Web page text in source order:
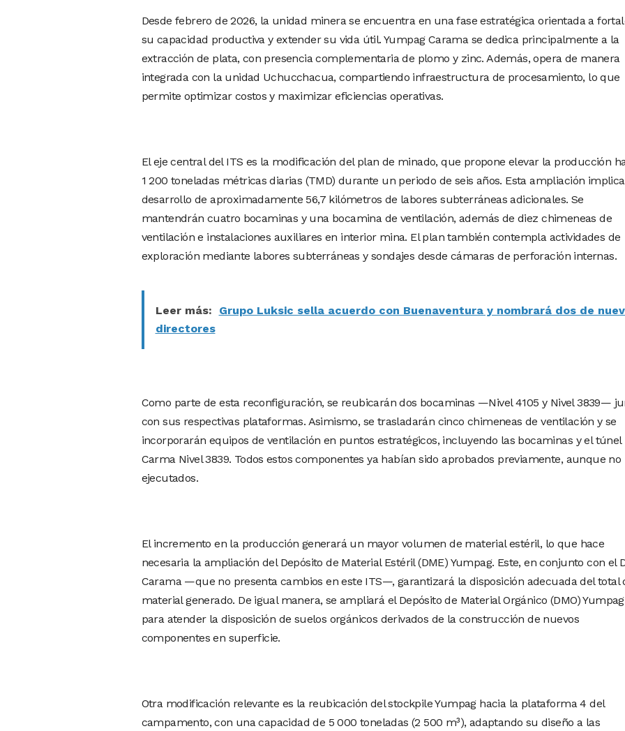
Desde febrero de 2026, la unidad minera se encuentra en una fase estratégica orientada a
su capacidad productiva y extender su vida útil. Yumpag Carama se dedica principalmente a la
extracción de plata, con presencia complementaria de plomo y zinc. Además, opera de manera
integrada con la unidad Uchucchacua, compartiendo infraestructura de procesamiento, lo que
permite optimizar costos y maximizar eficiencias operativas.
El eje central del ITS es la modificación del plan de minado, que propone elevar la producción
1 200 toneladas métricas diarias (TMD) durante un periodo de seis años. Esta ampliación
desarrollo de aproximadamente 56,7 kilómetros de labores subterráneas adicionales. Se
mantendrán cuatro bocaminas y una bocamina de ventilación, además de diez chimeneas de
ventilación e instalaciones auxiliares en interior mina. El plan también contempla actividades de
exploración mediante labores subterráneas y sondajes desde cámaras de perforación internas.
Leer más:
Grupo Luksic sella acuerdo con Buenaventura y nombrará dos de
directores
Como parte de esta reconfiguración, se reubicarán dos bocaminas —Nivel 4105 y Nivel 3839—
con sus respectivas plataformas. Asimismo, se trasladarán cinco chimeneas de ventilación y se
incorporarán equipos de ventilación en puntos estratégicos, incluyendo las bocaminas y el túnel
Carma Nivel 3839. Todos estos componentes ya habían sido aprobados previamente, aunque no
ejecutados.
El incremento en la producción generará un mayor volumen de material estéril, lo que hace
necesaria la ampliación del Depósito de Material Estéril (DME) Yumpag. Este, en conjunto con el
Carama —que no presenta cambios en este ITS—, garantizará la disposición adecuada del total
material generado. De igual manera, se ampliará el Depósito de Material Orgánico (DMO)
para atender la disposición de suelos orgánicos derivados de la construcción de nuevos
componentes en superficie.
Otra modificación relevante es la reubicación del stockpile Yumpag hacia la plataforma 4 del
campamento, con una capacidad de 5 000 toneladas (2 500 m³), adaptando su diseño a las